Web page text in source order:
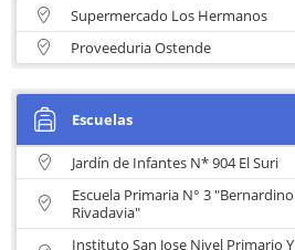
Supermercado Los Hermanos
Proveeduria Ostende
Escuelas
Jardín de Infantes N* 904 El Suri
Escuela Primaria N° 3 "Bernardino
Rivadavia"
Instituto San Jose Nivel Primario Y